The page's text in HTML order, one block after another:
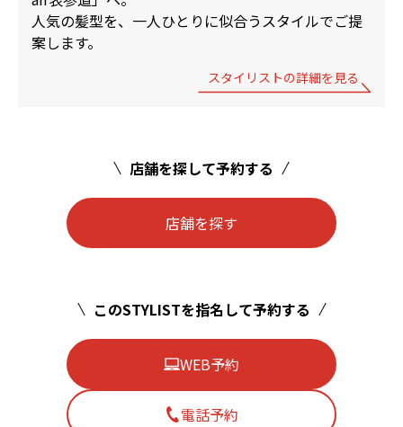
人気の髪型を、一人ひとりに似合うスタイルでご提
案します。
スタイリストの詳細を見る
店舗を探して予約する
店舗を探す
このSTYLISTを指名して予約する
WEB予約
電話予約